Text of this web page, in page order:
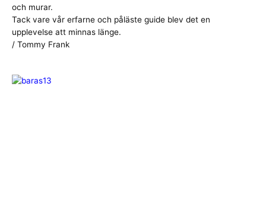
och murar.
Tack vare vår erfarne och påläste guide blev det en
upplevelse att minnas länge.
/ Tommy Frank